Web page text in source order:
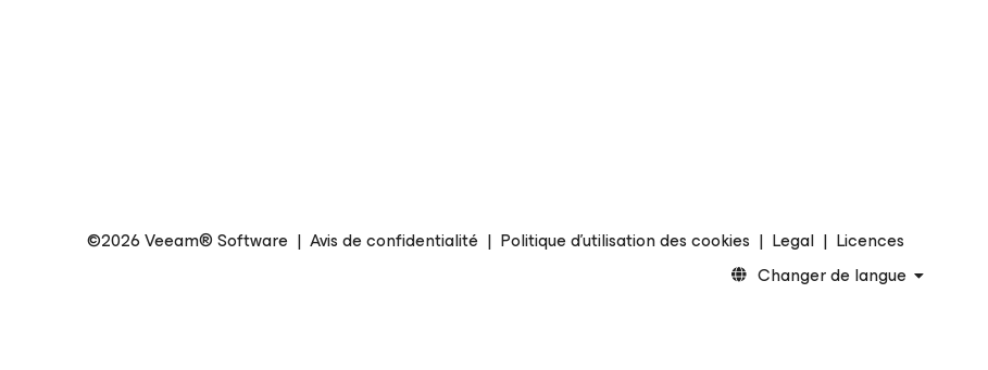
©2026 Veeam® Software | Avis de confidentialité | Politique d’utilisation des cookies | Legal | Licences
Changer de langue